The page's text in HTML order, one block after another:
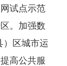
试点示范
。加强数
）区城市运
高公共服